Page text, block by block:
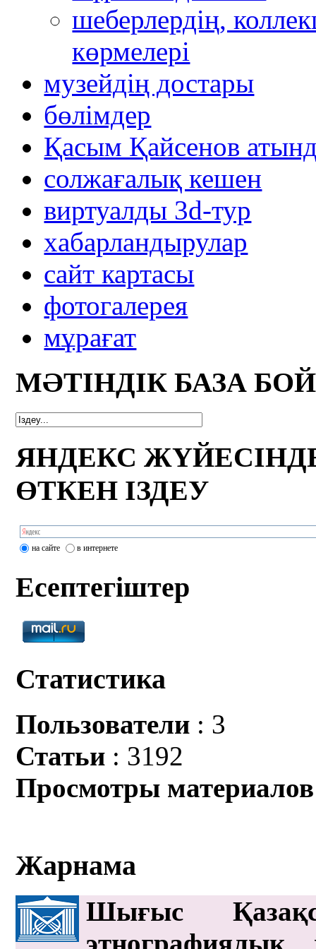
шеберлердің,
көрмелері
музейдің достары
бөлімдер
Қасым Қайсенов
солжағалық кешен
виртуалды 3d-тур
xабарландырулар
сайт картасы
фотогалерея
мұрағат
МӘТІНДІК БАЗА
ЯНДЕКС
ӨТКЕН ІЗДЕУ
на сайте в интернете
Есептегіштер
Статистика
Пользователи : 3
Статьи : 3192
Просмотры материалов
Жарнама
Шығыс
этнографиялық